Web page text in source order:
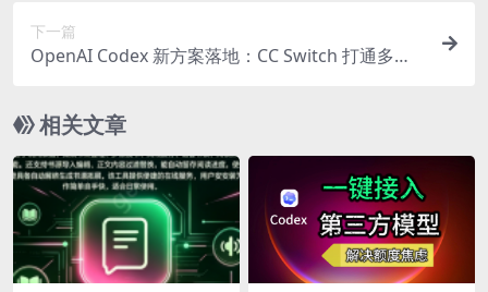
下一篇
OpenAI Codex 新方案落地：CC Switch 打通多厂
相关文章